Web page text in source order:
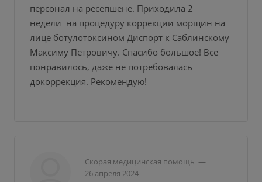
персонал на ресепшене. Приходила 2
недели на процедуру коррекции морщин на
лице ботулотоксином Диспорт к Саблинскому
Максиму Петровичу. Спасибо большое! Все
понравилось, даже не потребовалась
докоррекция. Рекомендую!
Скорая медицинская помощь —
26 апреля 2024